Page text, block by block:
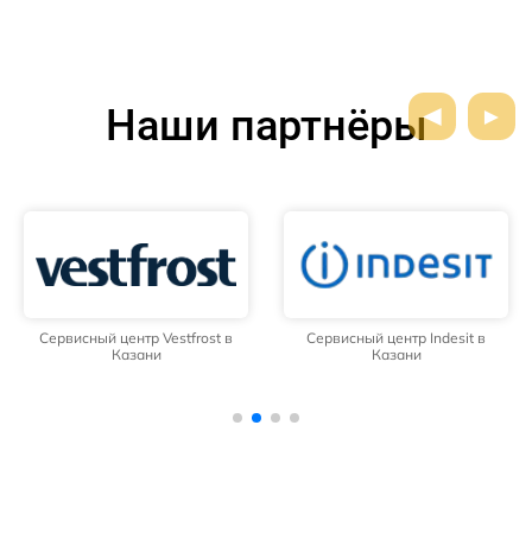
Наши партнёры
Сервисный центр Vestfrost в
Казани
Сервисный центр Indesit в
Казани